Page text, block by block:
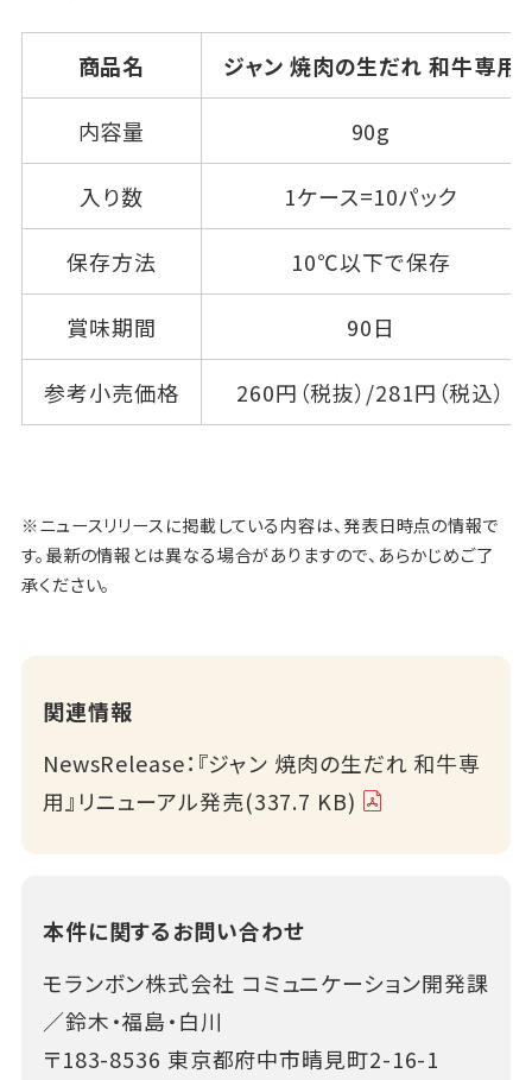
商品名 ジャン 焼肉の生だれ 和牛専用
内容量 90g
入り数 1ケース=10パック
保存方法 10℃以下で保存
賞味期間 90日
参考小売価格 260円（税抜）/281円（税込）
※ニュースリリースに掲載している内容は、発表日時点の情報で
す。最新の情報とは異なる場合がありますので、あらかじめご了
承ください。
関連情報
NewsRelease：『ジャン 焼肉の生だれ 和牛専
用』リニューアル発売(337.7 KB)
本件に関するお問い合わせ
モランボン株式会社 コミュニケーション開発課
／鈴木・福島・白川
〒183-8536 東京都府中市晴見町2-16-1